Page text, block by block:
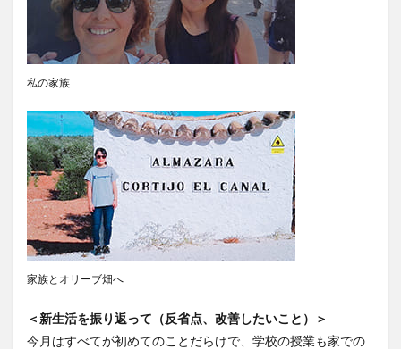
私の家族
家族とオリーブ畑へ
＜新生活を振り返って（反省点、改善したいこと）＞
今月はすべてが初めてのことだらけで、学校の授業も家での
文化体験
日中韓プログラム
日本
昭和ボストン
昭和ボストン・University留学
東海大学
比較社会論
淑明女子大学校
淑明女子大学校留学
特別講座
特別講演
特別講義
現地レポート 産学交流会
留学プログラム
留学レポート
留学体験談
留学出発式
留学生 秋桜祭
秋桜際
箱根湯本
華東師範大学
華東師範大学留学
西江大学校
話してみよう韓国語
語学堂
誠信女子大学校
誠信女子大学校留学
課外活動
金泰植先生